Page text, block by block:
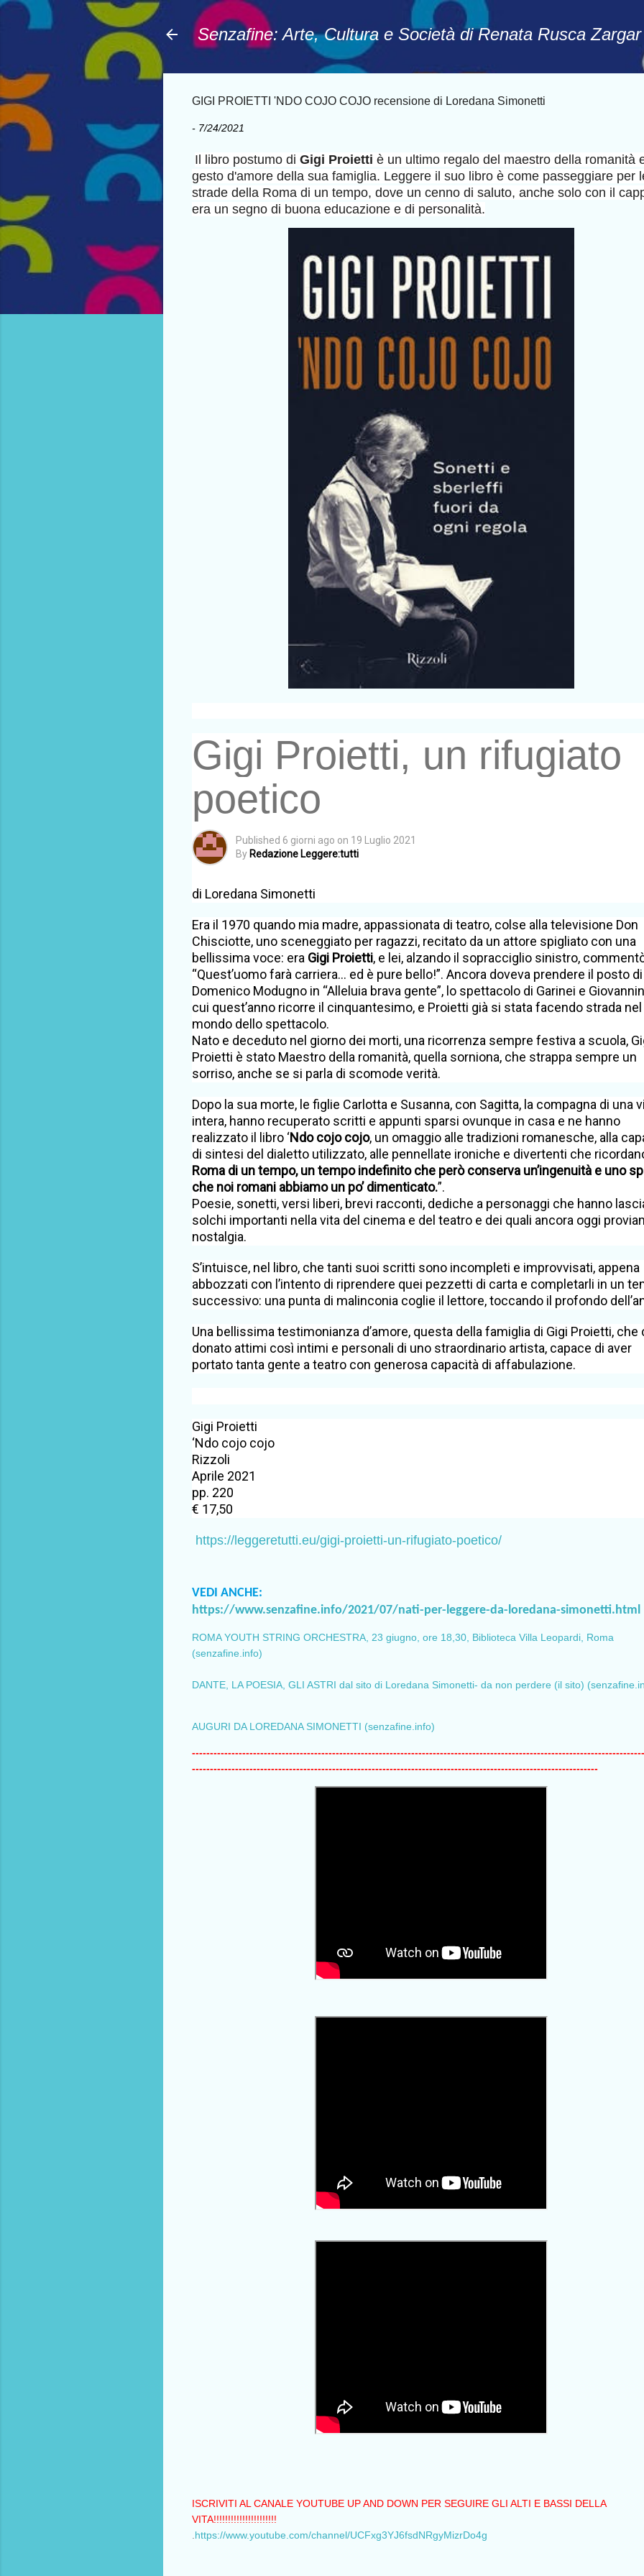
Senzafine: Arte, Cultura e Società di Renata Rusca Zargar
GIGI PROIETTI 'NDO COJO COJO recensione di Loredana Simonetti
- 7/24/2021
Il libro postumo di Gigi Proietti è un ultimo regalo del maestro della romanità
gesto d'amore della sua famiglia. Leggere il suo libro è come passeggiare per
strade della Roma di un tempo, dove un cenno di saluto, anche solo con il
era un segno di buona educazione e di personalità.
Gigi Proietti, un rifugiato
poetico
Published 6 giorni ago on 19 Luglio 2021
By Redazione Leggere:tutti
di Loredana Simonetti
Era il 1970 quando mia madre, appassionata di teatro, colse alla televisione Don
Chisciotte, uno sceneggiato per ragazzi, recitato da un attore spigliato con una
bellissima voce: era Gigi Proietti, e lei, alzando il sopracciglio sinistro,
“Quest’uomo farà carriera… ed è pure bello!”. Ancora doveva prendere il posto di
Domenico Modugno in “Alleluia brava gente”, lo spettacolo di Garinei e
cui quest’anno ricorre il cinquantesimo, e Proietti già si stata facendo strada nel
mondo dello spettacolo.
Nato e deceduto nel giorno dei morti, una ricorrenza sempre festiva a scuola,
Proietti è stato Maestro della romanità, quella sorniona, che strappa sempre un
sorriso, anche se si parla di scomode verità.
Dopo la sua morte, le figlie Carlotta e Susanna, con Sagitta, la compagna di una
intera, hanno recuperato scritti e appunti sparsi ovunque in casa e ne hanno
realizzato il libro ‘Ndo cojo cojo, un omaggio alle tradizioni romanesche, alla
di sintesi del dialetto utilizzato, alle pennellate ironiche e divertenti che
Roma di un tempo, un tempo indefinito che però conserva un’ingenuità e uno
che noi romani abbiamo un po’ dimenticato.”.
Poesie, sonetti, versi liberi, brevi racconti, dediche a personaggi che hanno
solchi importanti nella vita del cinema e del teatro e dei quali ancora oggi
nostalgia.
S’intuisce, nel libro, che tanti suoi scritti sono incompleti e improvvisati, appena
abbozzati con l’intento di riprendere quei pezzetti di carta e completarli in un
successivo: una punta di malinconia coglie il lettore, toccando il profondo
Una bellissima testimonianza d’amore, questa della famiglia di Gigi Proietti, che
donato attimi così intimi e personali di uno straordinario artista, capace di aver
portato tanta gente a teatro con generosa capacità di affabulazione.
Gigi Proietti
‘Ndo cojo cojo
Rizzoli
Aprile 2021
pp. 220
€ 17,50
https://leggeretutti.eu/gigi-proietti-un-rifugiato-poetico/
VEDI ANCHE:
https://www.senzafine.info/2021/07/nati-per-leggere-da-loredana-simonetti.html
ROMA YOUTH STRING ORCHESTRA, 23 giugno, ore 18,30, Biblioteca Villa Leopardi, Roma
(senzafine.info)
DANTE, LA POESIA, GLI ASTRI dal sito di Loredana Simonetti- da non perdere (il sito)
AUGURI DA LOREDANA SIMONETTI (senzafine.info)
-----------------------------------------------------------------------------------------------------------------
ISCRIVITI AL CANALE YOUTUBE UP AND DOWN PER SEGUIRE GLI ALTI E BASSI DELLA
VITA!!!!!!!!!!!!!!!!!!!!!!
https://www.youtube.com/channel/UCFxg3YJ6fsdNRgyMizrDo4g